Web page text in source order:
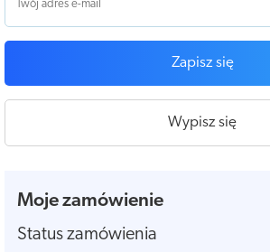
Zapisz się
Wypisz się
Moje zamówienie
Status zamówienia